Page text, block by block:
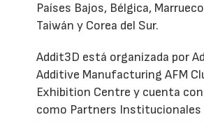
Países Bajos, Bélgica,
Taiwán y Corea del Sur.
Addit3D está organizada por
Additive Manufacturing AFM
Exhibition Centre y cuenta
como Partners Institucionales